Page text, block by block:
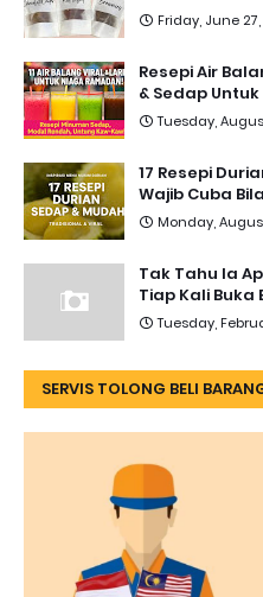
Friday, June
Resepi Air
& Sedap
Tuesday,
17 Resepi
Wajib Cuba
Monday,
Tak Tahu la
Tiap Kali Buka
Tuesday,
SERVIS TOLONG BELI